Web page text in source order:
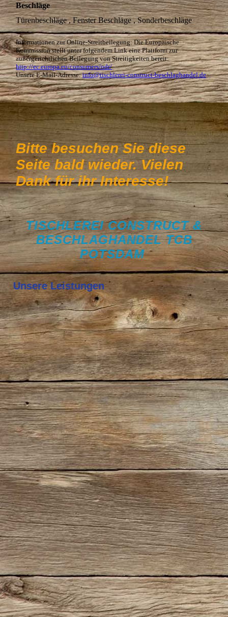
Beschläge
Türenbeschläge , Fenster Beschläge , Sonderbeschläge
Informationen zur Online-Streitbeilegung: Die Europäische
Kommission stellt unter folgendem Link eine Plattform zur
außergerichtlichen Beilegung von Streitigkeiten bereit:
http://ec.europa.eu/consumers/odr/
Unsere E-Mail-Adresse:info@tischlerei-construct-beschlaghandel.de
Bitte besuchen Sie diese
Seite bald wieder. Vielen
Dank für ihr Interesse!
TISCHLEREI CONSTRUCT &
BESCHLAGHANDEL TCB
POTSDAM
Unsere Leistungen